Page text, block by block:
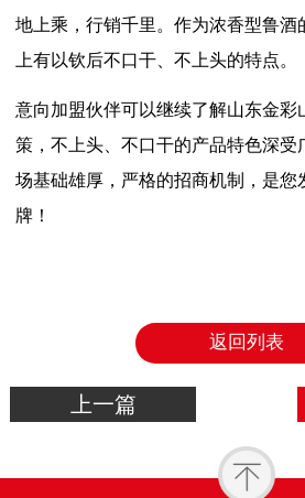
地上乘，行销千里。作为浓香型鲁酒
上有以钦后不口干、不上头的特点。
意向加盟伙伴可以继续了解山东金彩
策，不上头、不口干的产品特色深受
场基础雄厚，严格的招商机制，是您
牌！
返回列表
上一篇